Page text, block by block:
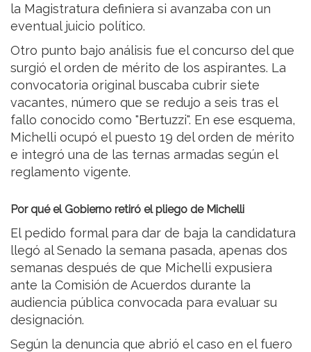
la Magistratura definiera si avanzaba con un
eventual juicio político.
Otro punto bajo análisis fue el concurso del que
surgió el orden de mérito de los aspirantes. La
convocatoria original buscaba cubrir siete
vacantes, número que se redujo a seis tras el
fallo conocido como "Bertuzzi". En ese esquema,
Michelli ocupó el puesto 19 del orden de mérito
e integró una de las ternas armadas según el
reglamento vigente.
Por qué el Gobierno retiró el pliego de Michelli
El pedido formal para dar de baja la candidatura
llegó al Senado la semana pasada, apenas dos
semanas después de que Michelli expusiera
ante la Comisión de Acuerdos durante la
audiencia pública convocada para evaluar su
designación.
Según la denuncia que abrió el caso en el fuero